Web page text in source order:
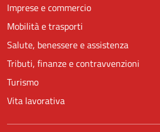
Imprese e commercio
Mobilità e trasporti
Salute, benessere e assistenza
Tributi, finanze e contravvenzioni
Turismo
Vita lavorativa